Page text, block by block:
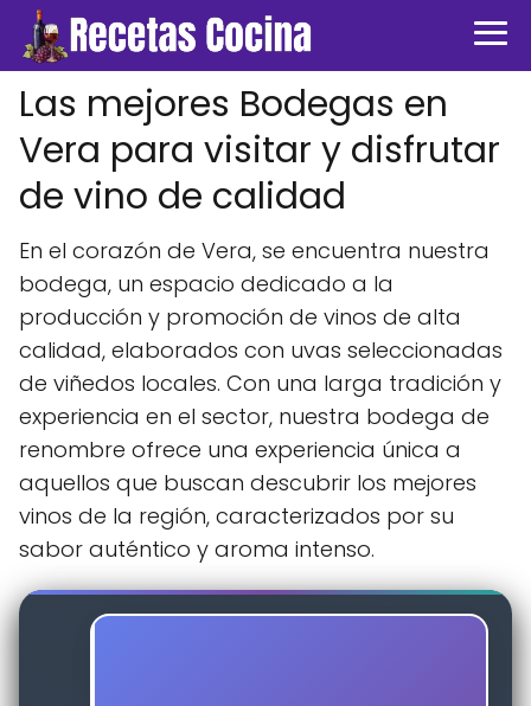
Las mejores Bodegas en
Vera para visitar y disfrutar
de vino de calidad
En el corazón de Vera, se encuentra nuestra
bodega, un espacio dedicado a la
producción y promoción de vinos de alta
calidad, elaborados con uvas seleccionadas
de viñedos locales. Con una larga tradición y
experiencia en el sector, nuestra bodega de
renombre ofrece una experiencia única a
aquellos que buscan descubrir los mejores
vinos de la región, caracterizados por su
sabor auténtico y aroma intenso.